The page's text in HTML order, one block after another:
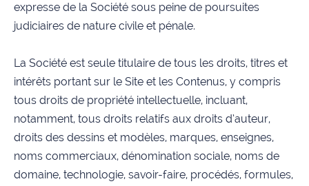
expresse de la Société sous peine de poursuites
judiciaires de nature civile et pénale.
La Société est seule titulaire de tous les droits, titres et
intérêts portant sur le Site et les Contenus, y compris
tous droits de propriété intellectuelle, incluant,
notamment, tous droits relatifs aux droits d’auteur,
droits des dessins et modèles, marques, enseignes,
noms commerciaux, dénomination sociale, noms de
domaine, technologie, savoir-faire, procédés, formules,